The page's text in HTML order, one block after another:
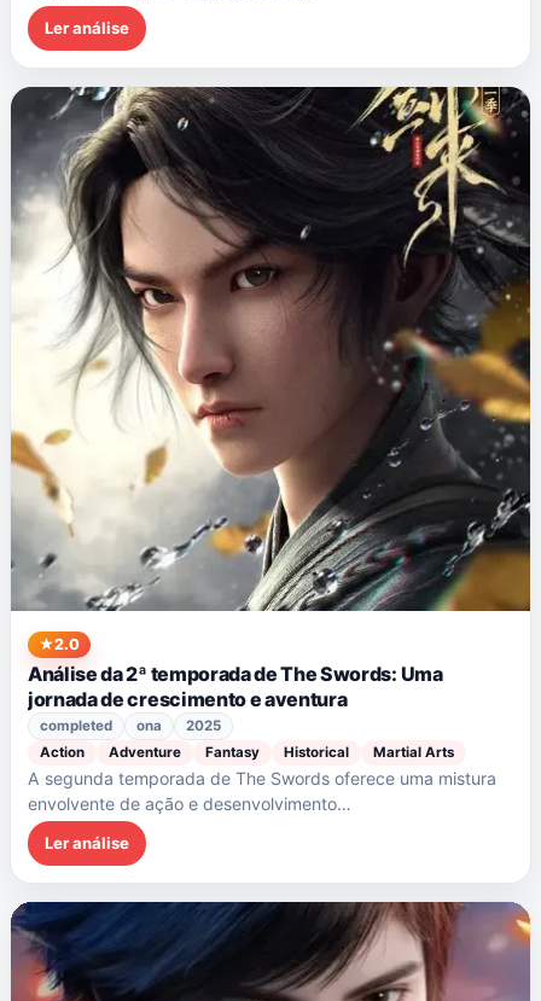
Ler análise
2.0
Análise da 2ª temporada de The Swords: Uma
jornada de crescimento e aventura
completed ona
2025
Action
Adventure Fantasy Historical Martial Arts
A segunda temporada de The Swords oferece uma mistura
envolvente de ação e desenvolvimento…
Ler análise